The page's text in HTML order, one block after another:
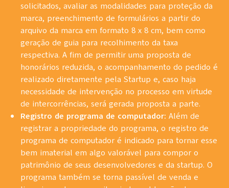
solicitados, avaliar as modalidades para proteção da
marca, preenchimento de formulários a partir do
arquivo da marca em formato 8 x 8 cm, bem como
geração de guia para recolhimento da taxa
respectiva. A fim de permitir uma proposta de
honorários reduzida, o acompanhamento do pedido é
realizado diretamente pela Startup e, caso haja
necessidade de intervenção no processo em virtude
de intercorrências, será gerada proposta a parte.
Registro de programa de computador: Além de
registrar a propriedade do programa, o registro de
programa de computador é indicado para tornar esse
bem imaterial em algo valorável para compor o
patrimônio de seus desenvolvedores e da startup. O
programa também se torna passível de venda e